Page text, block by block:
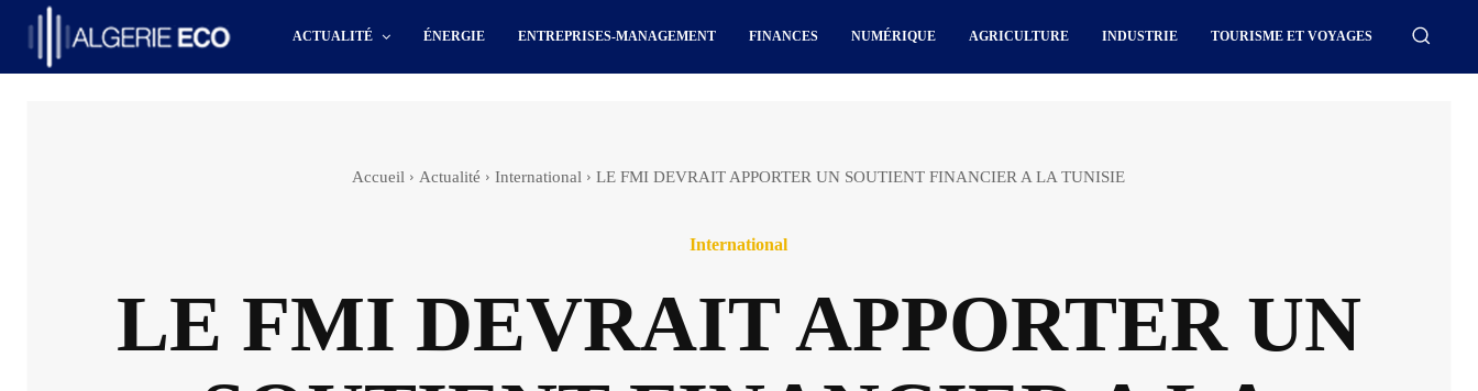
ACTUALITÉ ÉNERGIE ENTREPRISES-MANAGEMENT FINANCES NUMÉRIQUE AGRICULTURE INDUSTRIE TOURISME ET VOYAGES
Accueil Actualité International LE FMI DEVRAIT APPORTER UN SOUTIENT FINANCIER A LA TUNISIE
International
LE FMI DEVRAIT APPORTER UN